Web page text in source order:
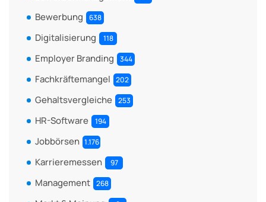
Bewerbung 638
Digitalisierung 118
Employer Branding 344
Fachkräftemangel 202
Gehaltsvergleiche 253
HR-Software 194
Jobbörsen 1.176
Karrieremessen 97
Management 268